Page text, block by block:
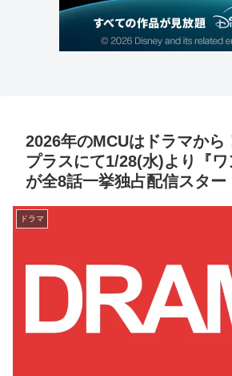
2026年のMCUはドラマから
プラスにて1/28(水)より『ワ
が全8話一挙独占配信スター
ドラマ